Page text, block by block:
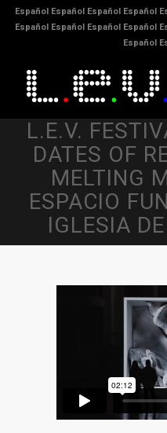
Español Español Español Español
Español Español Español Español
Español
L.E.V.
DATES OF
MELTING
ESPACIO
IGLESIA